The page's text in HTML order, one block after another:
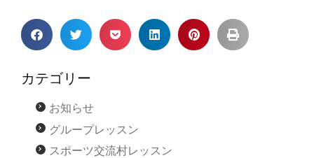
カテゴリー
お知らせ
グループレッスン
スポーツ交流村レッスン